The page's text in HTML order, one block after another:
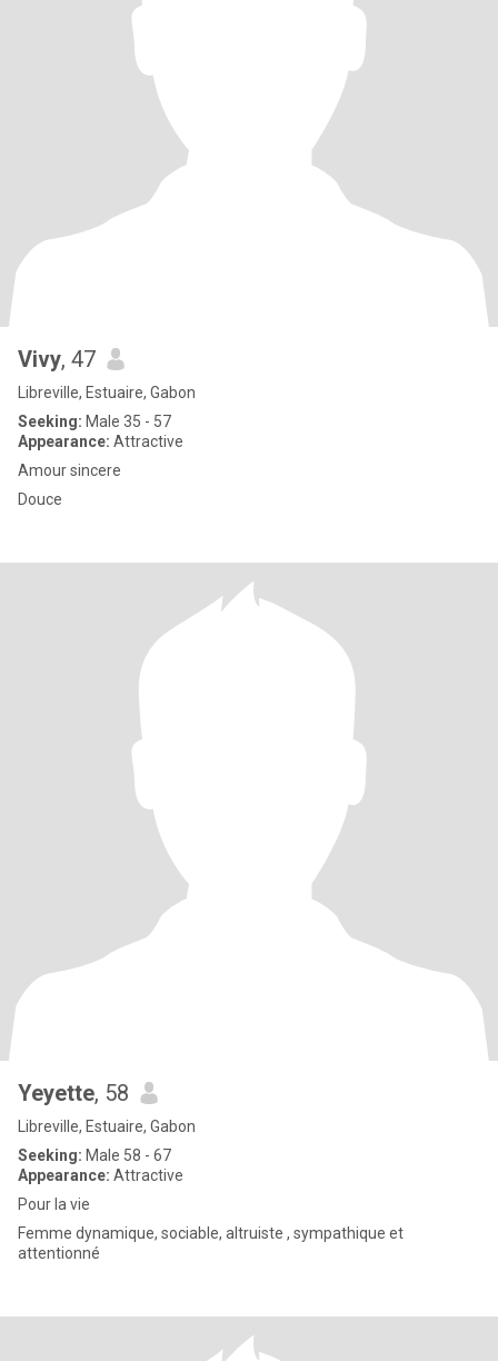
Vivy, 47
Libreville, Estuaire, Gabon
Seeking: Male 35 - 57
Appearance: Attractive
Amour sincere
Douce
Yeyette, 58
Libreville, Estuaire, Gabon
Seeking: Male 58 - 67
Appearance: Attractive
Pour la vie
Femme dynamique, sociable, altruiste , sympathique et
attentionné